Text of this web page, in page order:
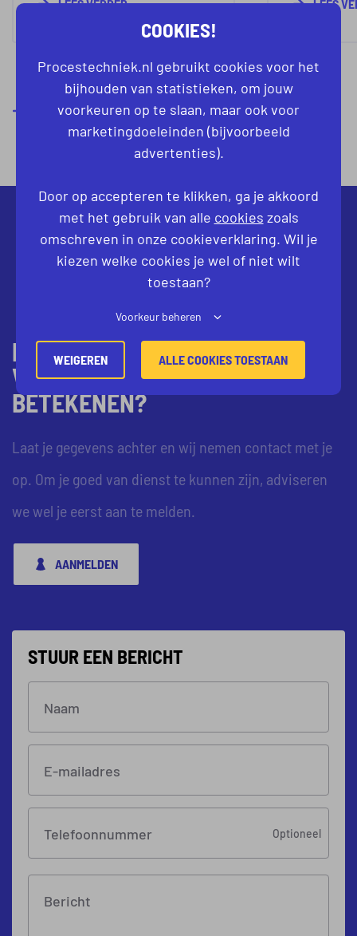
eiwitten, die via een
modern biotechnologisch
proces uit het plasma
gehaald worden en
bewerkt worden tot
medicijnen.
LEES VERDER
op onze
Hier telt
maak je
LEES
BEKIJK ALLE BEDRIJVEN
MEER WETEN OVER WAT WIJ
VOOR JOU KUNNEN
BETEKENEN?
Laat je gegevens achter en wij nemen contact met je
op. Om je goed van dienst te kunnen zijn, adviseren
we wel je eerst aan te melden.
AANMELDEN
STUUR EEN BERICHT
Naam
E-mailadres
Telefoonnummer Optioneel
Bericht
COOKIES!
Procestechniek.nl gebruikt cookies voor het
bijhouden van statistieken, om jouw
voorkeuren op te slaan, maar ook voor
marketingdoeleinden (bijvoorbeeld
advertenties).
Door op accepteren te klikken, ga je akkoord
met het gebruik van alle cookies zoals
omschreven in onze cookieverklaring. Wil je
kiezen welke cookies je wel of niet wilt
toestaan?
Voorkeur beheren
WEIGEREN ALLE COOKIES TOESTAAN